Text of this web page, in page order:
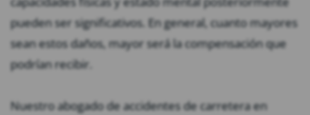
pueden ser significativos. En general, cuanto mayores
sean estos daños, mayor será la compensación que
podrían recibir.
Nuestro abogado de accidentes de carretera en